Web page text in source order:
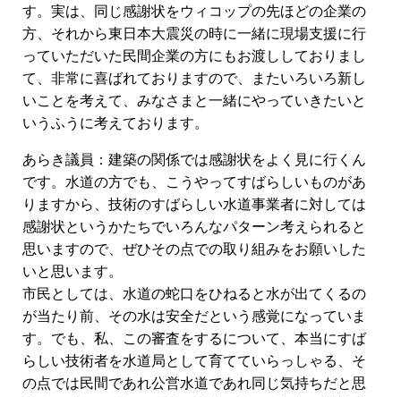
す。実は、同じ感謝状をウィコップの先ほどの企業の
方、それから東日本大震災の時に一緒に現場支援に行
っていただいた民間企業の方にもお渡ししておりまし
て、非常に喜ばれておりますので、またいろいろ新し
いことを考えて、みなさまと一緒にやっていきたいと
いうふうに考えております。
あらき議員：建築の関係では感謝状をよく見に行くん
です。水道の方でも、こうやってすばらしいものがあ
りますから、技術のすばらしい水道事業者に対しては
感謝状というかたちでいろんなパターン考えられると
思いますので、ぜひその点での取り組みをお願いした
いと思います。
市民としては、水道の蛇口をひねると水が出てくるの
が当たり前、その水は安全だという感覚になっていま
す。でも、私、この審査をするについて、本当にすば
らしい技術者を水道局として育てていらっしゃる、そ
の点では民間であれ公営水道であれ同じ気持ちだと思